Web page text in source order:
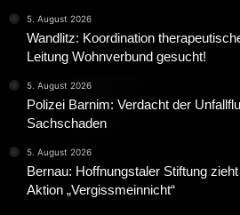
5. August 2026
Wandlitz: Koordination
Leitung Wohnverbund gesucht!
5. August 2026
Polizei Barnim: Verdacht der
Sachschaden
5. August 2026
Bernau: Hoffnungstaler Stiftung
Aktion „Vergissmeinnicht“